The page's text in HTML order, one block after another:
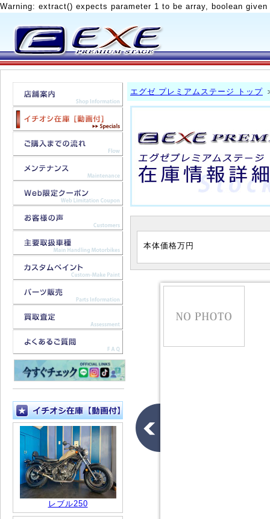
Warning: extract() expects parameter 1 to be array, boolean
レブル250
エグゼ プレミアムステージ トップ
本体価格万円